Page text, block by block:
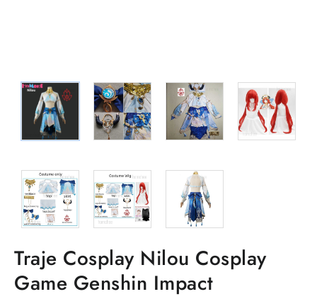
Traje Cosplay Nilou Cosplay
Game Genshin Impact